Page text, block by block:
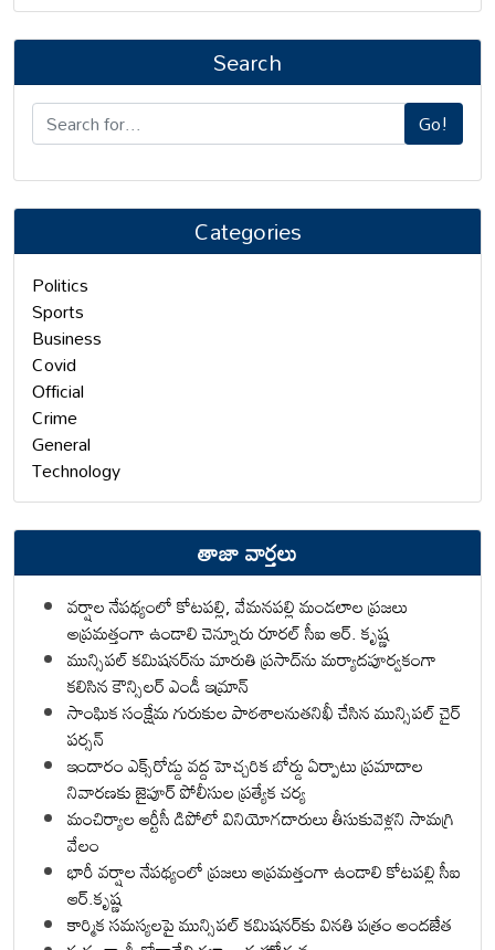
Search
Go!
Categories
Politics
Sports
Business
Covid
Official
Crime
General
Technology
తాజా వార్తలు
వర్షాల నేపథ్యంలో కోటపల్లి, వేమనపల్లి మండలాల ప్రజలు
అప్రమత్తంగా ఉండాలి చెన్నూరు రూరల్ సీఐ ఆర్. కృష్ణ
మున్సిపల్ కమిషనర్‌ను మారుతి ప్రసాద్‌ను మర్యాదపూర్వకంగా
కలిసిన కౌన్సిలర్ ఎండీ ఇమ్రాన్ ​
సాంఘిక సంక్షేమ గురుకుల పాఠశాలనుతనిఖీ చేసిన మున్సిపల్ చైర్
పర్సన్
ఇందారం ఎక్స్‌రోడ్డు వద్ద హెచ్చరిక బోర్డు ఏర్పాటు ప్రమాదాల
నివారణకు జైపూర్ పోలీసుల ప్రత్యేక చర్య
మంచిర్యాల ఆర్టీసీ డిపోలో వినియోగదారులు తీసుకువెళ్లని సామగ్రి
వేలం
భారీ వర్షాల నేపథ్యంలో ప్రజలు అప్రమత్తంగా ఉండాలి కోటపల్లి సీఐ
ఆర్.కృష్ణ
కార్మిక సమస్యలపై మున్సిపల్ కమిషనర్‌కు వినతి పత్రం అందజేత